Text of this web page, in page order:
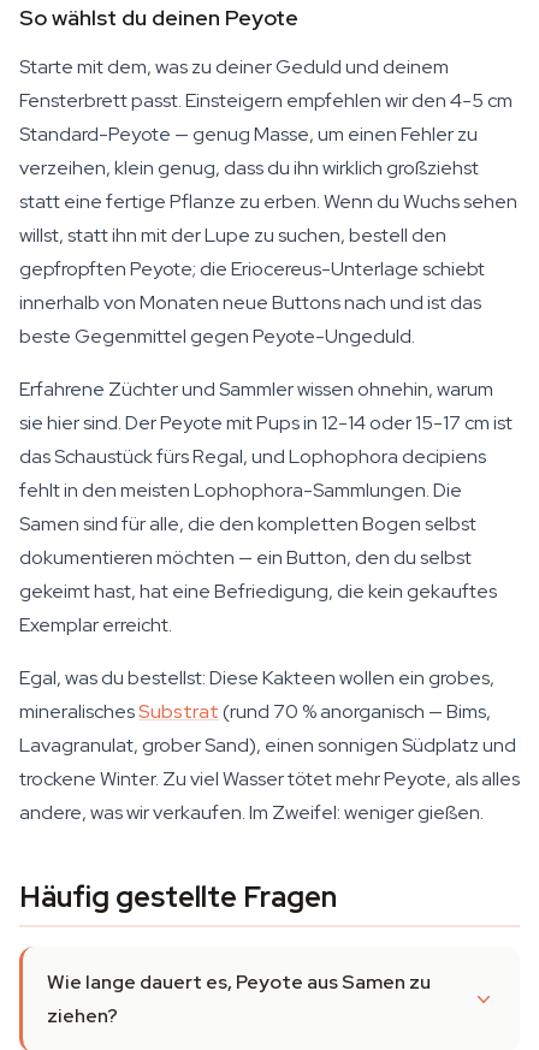
So wählst du deinen Peyote
Starte mit dem, was zu deiner Geduld und deinem
Fensterbrett passt. Einsteigern empfehlen wir den 4-5 cm
Standard-Peyote — genug Masse, um einen Fehler zu
verzeihen, klein genug, dass du ihn wirklich großziehst
statt eine fertige Pflanze zu erben. Wenn du Wuchs sehen
willst, statt ihn mit der Lupe zu suchen, bestell den
gepfropften Peyote; die Eriocereus-Unterlage schiebt
innerhalb von Monaten neue Buttons nach und ist das
beste Gegenmittel gegen Peyote-Ungeduld.
Erfahrene Züchter und Sammler wissen ohnehin, warum
sie hier sind. Der Peyote mit Pups in 12-14 oder 15-17 cm ist
das Schaustück fürs Regal, und Lophophora decipiens
fehlt in den meisten Lophophora-Sammlungen. Die
Samen sind für alle, die den kompletten Bogen selbst
dokumentieren möchten — ein Button, den du selbst
gekeimt hast, hat eine Befriedigung, die kein gekauftes
Exemplar erreicht.
Egal, was du bestellst: Diese Kakteen wollen ein grobes,
mineralischesSubstrat(rund 70 % anorganisch — Bims,
Lavagranulat, grober Sand), einen sonnigen Südplatz und
trockene Winter. Zu viel Wasser tötet mehr Peyote, als alles
andere, was wir verkaufen. Im Zweifel: weniger gießen.
Häufig gestellte Fragen
Wie lange dauert es, Peyote aus Samen zu
ziehen?